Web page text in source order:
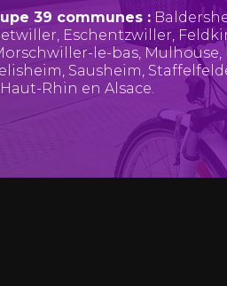
39 communes :
, Eschentzwiller,
le-bas,Mulhouse,
, Sausheim,
Rhin en Alsace.